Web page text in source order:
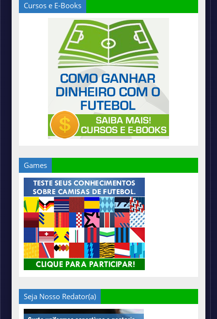
Cursos e E-Books
Games
Seja Nosso Redator(a)